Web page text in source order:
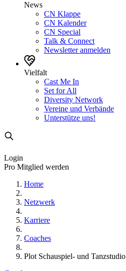
News
CN Klappe
CN Kalender
CN Special
Talk & Connect
Newsletter anmelden
Vielfalt
Cast Me In
Set for All
Diversity Network
Vereine und Verbände
Unterstütze uns!
Login
Pro Mitglied werden
Home
Netzwerk
Karriere
Coaches
Plot Schauspiel- und Tanzstudio